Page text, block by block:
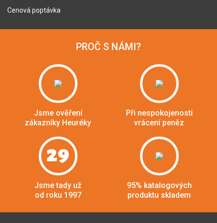
Cenová poptávka
PROČ S NÁMI?
Jsme ověření
zákazníky Heuréky
Při nespokojenosti
vrácení peněz
29
Jsme tady už
od roku 1997
95% katalogových
produktu skladem